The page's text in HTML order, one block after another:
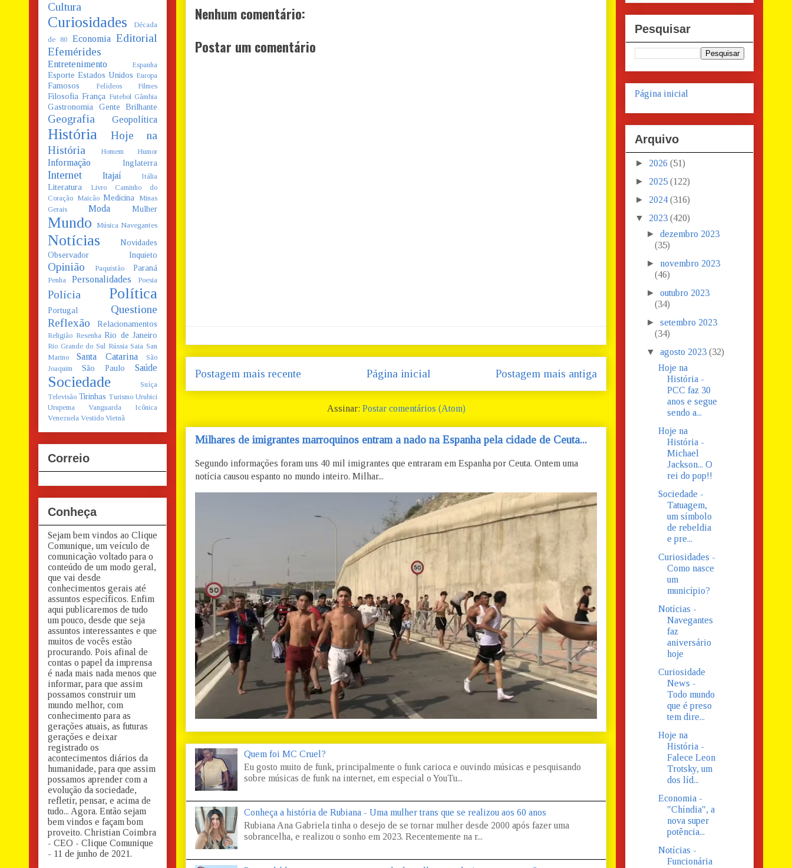
Nenhum comentário:
Postar um comentário
Postagem mais recente Postagem mais antiga
Página inicial
Assinar: Postar comentários (Atom)
Milhares de imigrantes marroquinos entram a nado na Espanha pela cidade de Ceuta...
Segundo informações foram uns 40 mil imigrantes que entraram em Espanha por Ceuta. Ontem uma
notícia causou espanto no mundo inteiro. Milhar...
Quem foi MC Cruel?
Eu gosto muito de funk, principalmente o funk carioca e ouvindo músicas e pesquisando
sobre músicas de funk na internet, em especial o YouTu...
Conheça a história de Rubiana - Uma mulher trans que se realizou aos 60 anos
Rubiana Ana Gabriela tinha o desejo de se tornar mulher desde 2000 após fazer uma
sobrancelha, e realizou o sonho em 2023. Recentemente na r...
Cultura
Curiosidades
Década
de 80
Economia Editorial
Efemérides
Entretenimento Espanha
Esporte Estados Unidos Europa
Famosos Felídeos Filmes
Filosofia França Futebol Gâmbia
Gastronomia Gente Brilhante
Geografia Geopolítica
História
Hoje na
História
Homem Humor
Informação Inglaterra
Internet Itajaí Itália
Literatura
Livro Caminho do
Coração Maicão Medicina
Minas
Gerais
Moda Mulher
Mundo Música Navegantes
Notícias
Novidades
Observador Inquieto
Opinião Paquistão Paraná
Penha Personalidades Poesia
Polícia Política
Portugal
Questione
Reflexão
Relacionamentos
Religião Resenha Rio de Janeiro
Rio Grande do Sul Rússia Saia San
Marino
Santa Catarina
São
Joaquim
São Paulo Saúde
Sociedade
Suíça
Televisão Tirinhas Turismo Urubici
Urupema
Vanguarda Icônica
Venezuela Vestido Vietnã
Correio
Conheça
Sejam bem vindos ao Clique
Comunique, um veículo de
comunicação voltado para o
conteúdo de um modo geral,
que vai desde
conhecimentos gerais até
assuntos específicos. Enfim
aqui publicaremos de tudo
um pouco, desde que seja
assuntos interessantes e que
muitos de vocês estão
procurando. Pois afinal de
contas o papel da imprensa
é nada mais nada menos que
informar, para que assim
possamos construir um
mundo melhor, com
conhecimento para as
gerações atuais, as futuras
gerações e deixar
registrado os
acontecimentos diários da
humanidade, para que assim
possamos aprender com a
evolução da sociedade,
refletir, pensar, e acima de
tudo... Agora. Então sejam
bem vindos e façam bom
proveito. Christian Coimbra
- CEO - Clique Comunique
- 11 de junho de 2021.
Pesquisar
Página inicial
Arquivo
► 2026 (51)
► 2025 (122)
► 2024 (316)
▼ 2023 (420)
►dezembro 2023
(35)
► novembro 2023
(46)
►outubro 2023
(34)
►setembro 2023
(34)
▼agosto 2023(32)
Hoje na
História -
PCC faz 30
anos e segue
sendo a...
Hoje na
História -
Michael
Jackson... O
rei do pop!!
Sociedade -
Tatuagem,
um símbolo
de rebeldia
e pre...
Curiosidades -
Como nasce
um
município?
Notícias -
Navegantes
faz
aniversário
hoje
Curiosidade
News -
Todo mundo
que é preso
tem dire...
Hoje na
História -
Falece Leon
Trotsky, um
dos líd...
Economia -
"Chíndia", a
nova super
potência...
Notícias -
Funcionária